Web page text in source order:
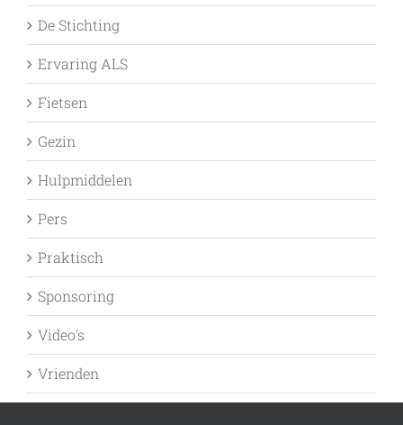
De Stichting
Ervaring ALS
Fietsen
Gezin
Hulpmiddelen
Pers
Praktisch
Sponsoring
Video's
Vrienden